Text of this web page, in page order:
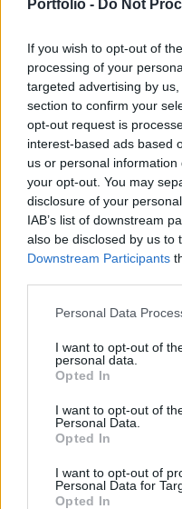
Portfolio - Do Not
If you wish to opt-out of
processing of your
targeted advertising by
section to confirm your
opt-out request is
interest-based ads based
us or personal
your opt-out. You may
disclosure of your
IAB’s list of downstream
also be disclosed by us to
Downstream Participants
Personal Data
I want to opt-out of
personal data.
Opted In
I want to opt-out of
Personal Data.
Opted In
I want to opt-out of
Personal Data for
Opted In
A Benetton, a De'
közel 40 ezer olyan
Veneto tartományában,
nélkül maradhatott a két
felszámolása miatt. 200
befektetése értékét a
azért is probléma a
KEDVES
A keresett cikk a
tartozik, melynek
Az előfizetés a
Kötéslisták: BÉT
kötéslistái